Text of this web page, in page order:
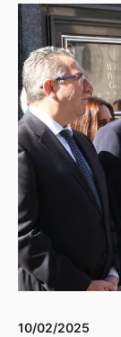
10/02/2025